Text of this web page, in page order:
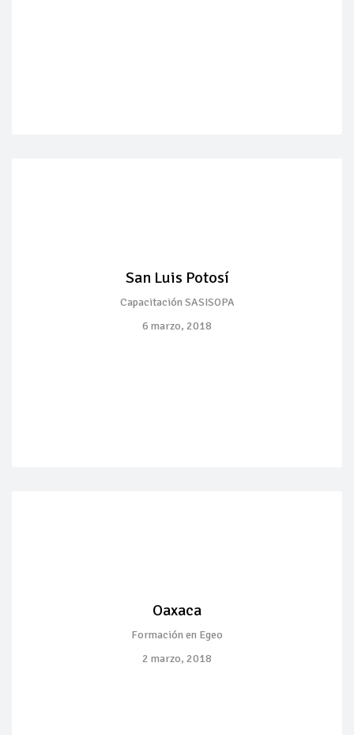
San Luis Potosí
Capacitación SASISOPA
6 marzo, 2018
Oaxaca
Formación en Egeo
2 marzo, 2018